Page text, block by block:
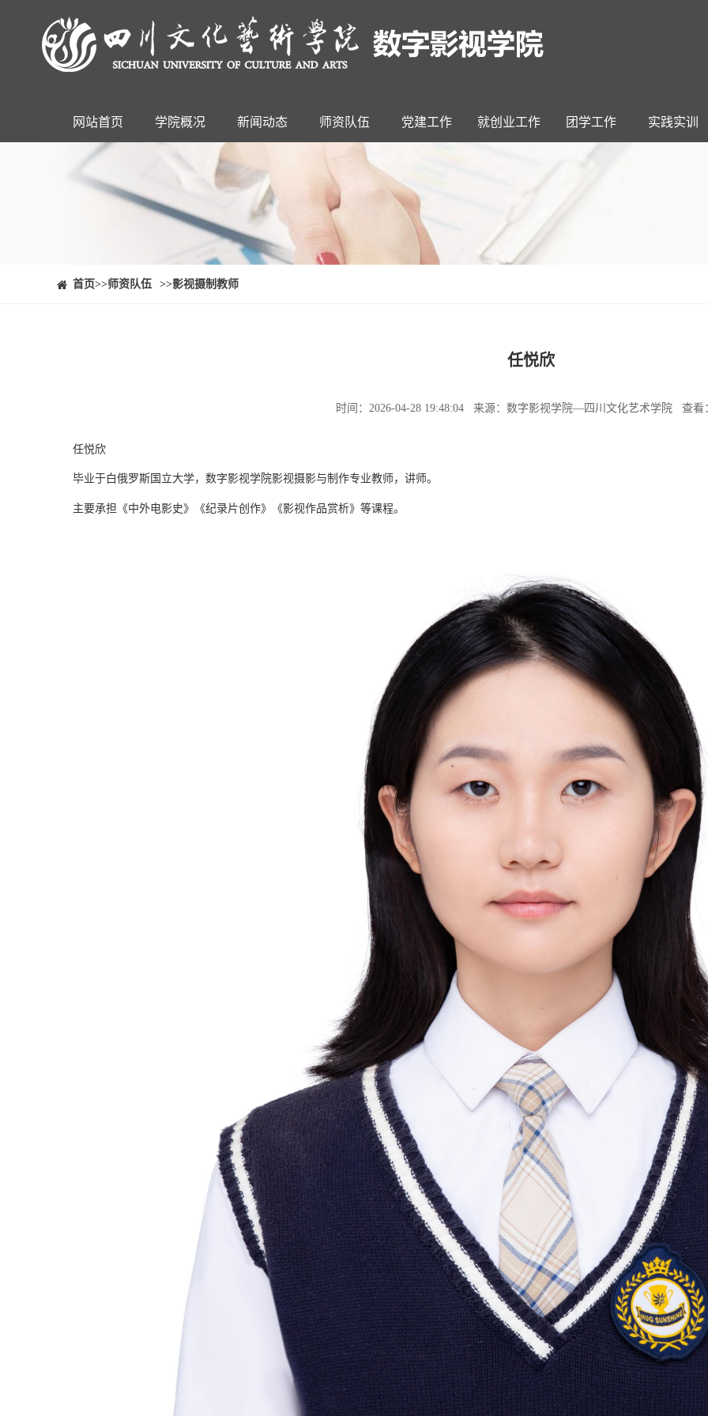
⠀⠀首页>>师资队伍 >>影视摄制教师
任悦欣
时间：2026-04-28 19:48:04 来源：数字影视学院—四川文化艺术学院 查看
任悦欣
毕业于白俄罗斯国立大学，数字影视学院影视摄影与制作专业教师，讲师。
主要承担《中外电影史》《纪录片创作》《影视作品赏析》等课程。
网站首页 学院概况 新闻动态 师资队伍 党建工作 就创业工作 团学工作 实践实训